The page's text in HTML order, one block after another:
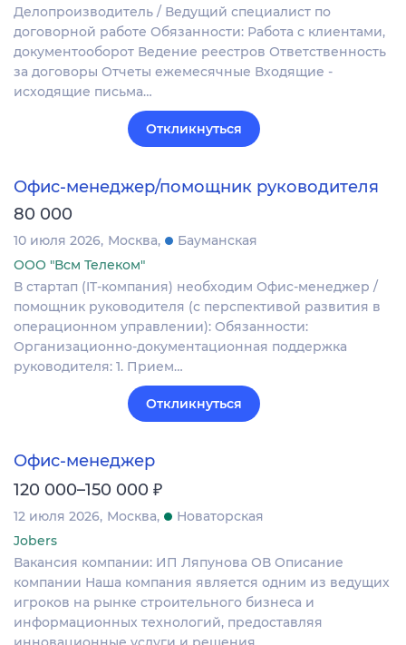
Делопроизводитель / Ведущий специалист по
договорной работе Обязанности: Работа с клиентами,
документооборот Ведение реестров Ответственность
за договоры Отчеты ежемесячные Входящие -
исходящие письма…
Откликнуться
Офис-менеджер/помощник руководителя
80 000
10 июля 2026 Москва
Бауманская
ООО "Всм Телеком"
В стартап (IT-компания) необходим Офис-менеджер /
помощник руководителя (с перспективой развития в
операционном управлении): Обязанности:
Организационно-документационная поддержка
руководителя: 1. Прием…
Откликнуться
Офис-менеджер
120 000–150 000 ₽
12 июля 2026 Москва
Новаторская
Jobers
Вакансия компании: ИП Ляпунова ОВ Описание
компании Наша компания является одним из ведущих
игроков на рынке строительного бизнеса и
информационных технологий, предоставляя